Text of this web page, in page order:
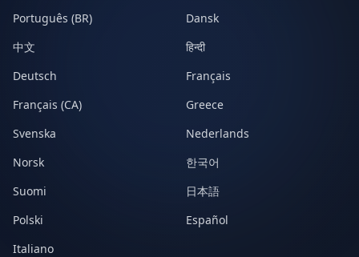
Português (BR)
Dansk
中文
हिन्दी
Deutsch
Français
Français (CA)
Greece
Svenska
Nederlands
Norsk
한국어
Suomi
日本語
Polski
Español
Italiano